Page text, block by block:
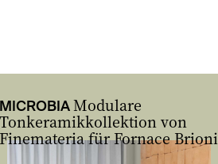
MICROBIAModulare
Tonkeramikkollektion von
Finemateria für Fornace Brioni